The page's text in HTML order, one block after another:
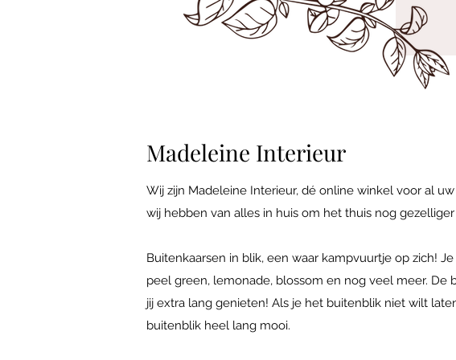
Madeleine Interieur
Wij zijn Madeleine Interieur, dé online winkel voor al
wij hebben van alles in huis om het thuis nog
Buitenkaarsen in blik, een waar kampvuurtje op zich!
peel green, lemonade, blossom en nog veel meer. De
jij extra lang genieten! Als je het buitenblik niet wilt
buitenblik heel lang mooi.